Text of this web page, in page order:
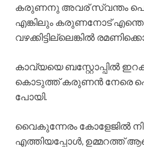
കരുണനു അവര് സ്വന്തം
എങ്കിലും കരുണനോട്
വഴക്കിട്ടില്ലെങ്കിൽ
കാവ്യയെ ബസ്റ്റോപ്പിൽ
കൊടുത്ത് കരുണൻ നേരെ
പോയി.
വൈകുന്നേരം കോളേജിൽ
എത്തിയപ്പോൾ, ഉമ്മറത്ത്